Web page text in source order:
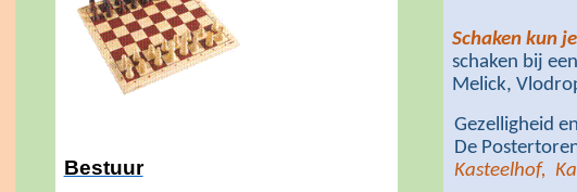
Bestuur
Schaken kun
schaken bij
Melick,
Gezelligheid
De
Kasteelhof,